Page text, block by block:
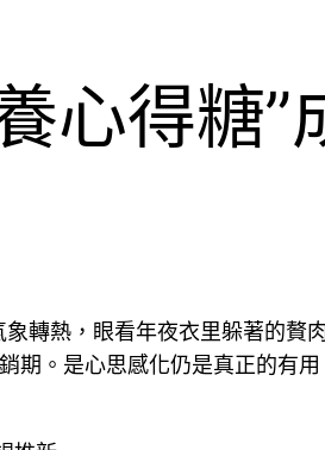
心得糖
象轉熱，眼看年夜衣里躲著的
期。是心思感化仍是真正的有